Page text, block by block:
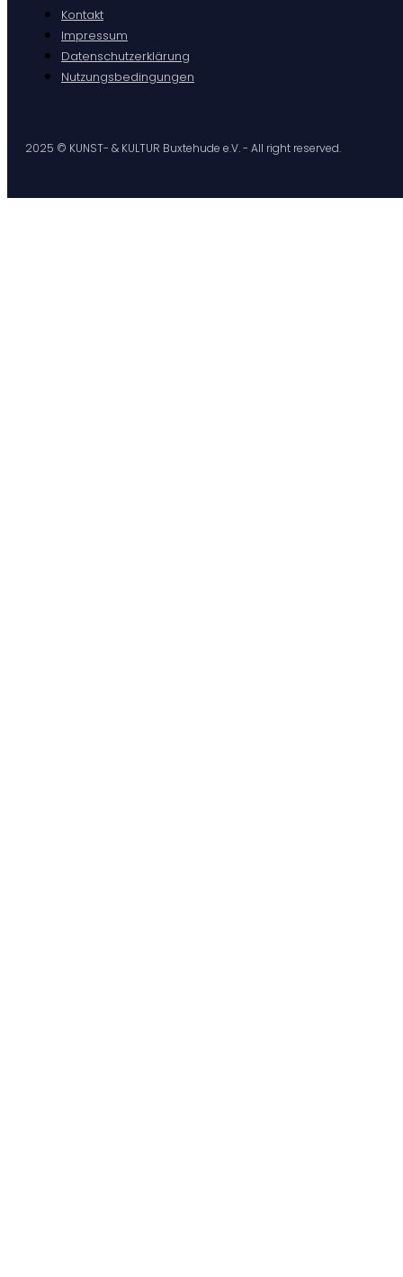
Kontakt
Impressum
Datenschutzerklärung
Nutzungsbedingungen
2025 © KUNST- & KULTUR Buxtehude e.V. - All right reserved.